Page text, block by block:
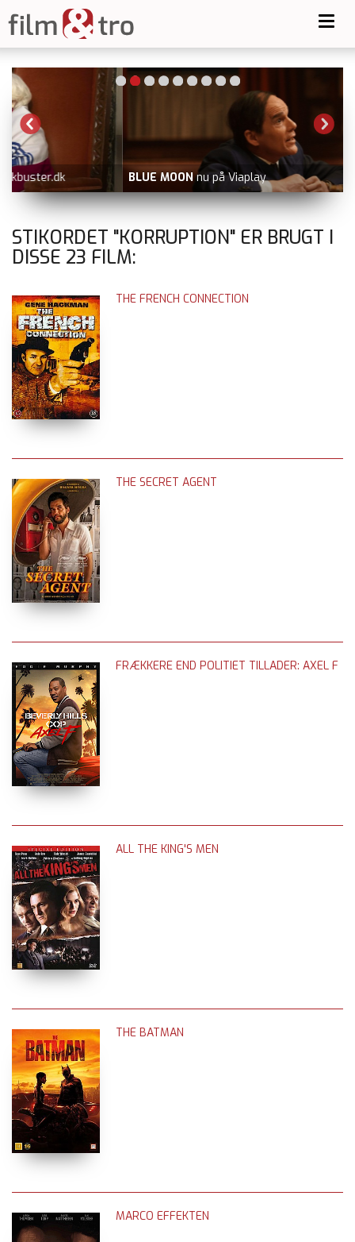
BLUE MOON nu på Viaplay
STIKORDET "KORRUPTION" ER BRUGT I
DISSE 23 FILM:
THE FRENCH CONNECTION
THE SECRET AGENT
FRÆKKERE END POLITIET TILLADER: AXEL F
ALL THE KING'S MEN
THE BATMAN
MARCO EFFEKTEN